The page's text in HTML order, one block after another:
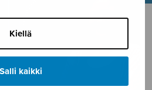
Kiellä
Salli kaikki